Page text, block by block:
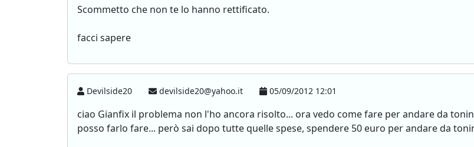
Scommetto che non te lo hanno rettificato.
facci sapere
Devilside20 devilside20@yahoo.it 05/09/2012 12:01
ciao Gianfix il problema non l'ho ancora risolto... ora vedo come fare per andare da
posso farlo fare... però sai dopo tutte quelle spese, spendere 50 euro per andare da